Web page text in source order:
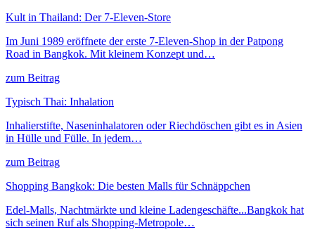
Kult in Thailand: Der 7-Eleven-Store
Im Juni 1989 eröffnete der erste 7-Eleven-Shop in der Patpong
Road in Bangkok. Mit kleinem Konzept und…
zum Beitrag
Typisch Thai: Inhalation
Inhalierstifte, Naseninhalatoren oder Riechdöschen gibt es in Asien
in Hülle und Fülle. In jedem…
zum Beitrag
Shopping Bangkok: Die besten Malls für Schnäppchen
Edel-Malls, Nachtmärkte und kleine Ladengeschäfte...Bangkok hat
sich seinen Ruf als Shopping-Metropole…